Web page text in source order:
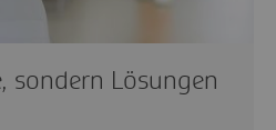
sondern Lösungen